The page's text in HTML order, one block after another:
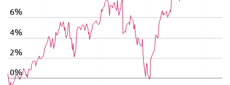
0%
2%
4%
6%